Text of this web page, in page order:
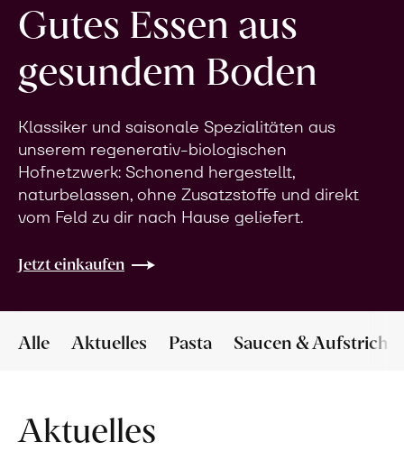
Gutes Essen aus
gesundem Boden
Klassiker und saisonale Spezialitäten aus
unserem regenerativ-biologischen
Hofnetzwerk: Schonend hergestellt,
naturbelassen, ohne Zusatzstoffe und direkt
vom Feld zu dir nach Hause geliefert.
Jetzt einkaufen
Alle Aktuelles Pasta Saucen & Aufstriche
Aktuelles